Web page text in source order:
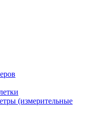
(измерительные